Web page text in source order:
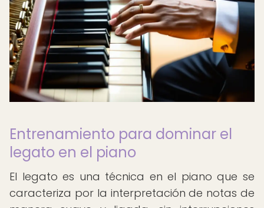
Entrenamiento para dominar el
legato en el piano
El legato es una técnica en el piano que se
caracteriza por la interpretación de notas de